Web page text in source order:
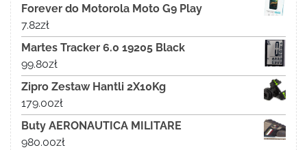
Forever do Motorola Moto G9 Play
7.82zł
Martes Tracker 6.0 19205 Black
99.80zł
Zipro Zestaw Hantli 2X10Kg
179.00zł
Buty AERONAUTICA MILITARE
980.00zł